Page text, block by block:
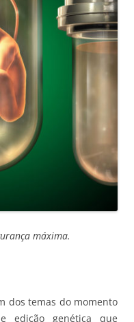
máxima.
dos temas do momento
edição genética que